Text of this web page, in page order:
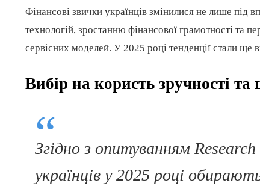
Фінансові звички українців змінилися не лише під
технологій, зростанню фінансової грамотності та
сервісних моделей. У 2025 році тенденції стали ще
Вибір на користь зручності та
Згідно з опитуванням
українців у 2025 році